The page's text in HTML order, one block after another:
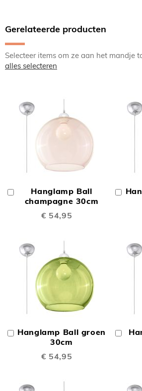
Gerelateerde producten
Selecteer items om ze aan het mandje
alles selecteren
Hanglamp Ball
champagne 30cm
€ 54,95
Winkelwagen
In
Hanglamp Ball groen
30cm
€ 54,95
In
Winkelwagen
In